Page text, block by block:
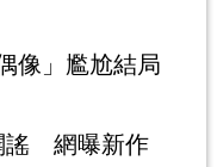
像」尷尬結局
謠 網曝新作